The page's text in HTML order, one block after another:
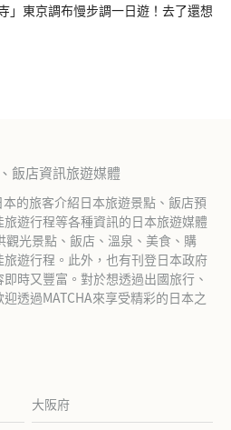
寺」東京調布慢步調一日遊！去了還想
飯店資訊旅遊媒體
本的旅客介紹日本旅遊景點、飯店預
遊行程等各種資訊的日本旅遊媒體
光景點、飯店、溫泉、美食、購
遊行程。此外，也有刊登日本政府
時又豐富。對於想透過出國旅行、
透過MATCHA來享受精彩的日本之
大阪府